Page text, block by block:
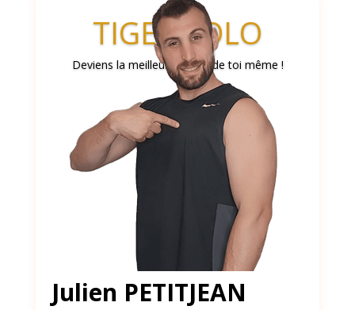
TIGER SOLO
Deviens la meilleur version de toi même !
Julien PETITJEAN